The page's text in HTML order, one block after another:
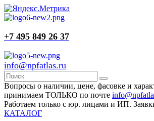
+7 495 849 26 37
info@npfatlas.ru
Вопросы о наличии, цене, фасовке и
принимаем ТОЛЬКО по почте
Работаем только с юр. лицами и ИП.
КАТАЛОГ